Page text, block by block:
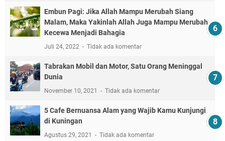
Embun Pagi: Jika Allah Mampu Merubah Siang
Malam, Maka Yakinlah Allah Juga Mampu Merubah
Kecewa Menjadi Bahagia
Juli 24, 2022 Tidak ada komentar
Tabrakan Mobil dan Motor, Satu Orang Meninggal
Dunia
November 10, 2021 Tidak ada komentar
5 Cafe Bernuansa Alam yang Wajib Kamu Kunjungi
di Kuningan
Agustus 29, 2021 Tidak ada komentar